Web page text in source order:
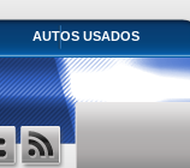
AUTOS USADOS